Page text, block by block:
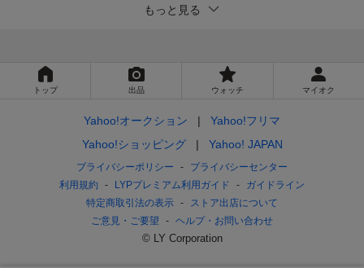
もっと見る
トップ 出品 ウォッチ マイオク
Yahoo!オークション
Yahoo!フリマ
Yahoo!ショッピング
Yahoo! JAPAN
プライバシーポリシー
プライバシーセンター
利用規約
LYPプレミアム利用ガイド
ガイドライン
特定商取引法の表示
ストア出店について
ご意見・ご要望
ヘルプ・お問い合わせ
© LY Corporation